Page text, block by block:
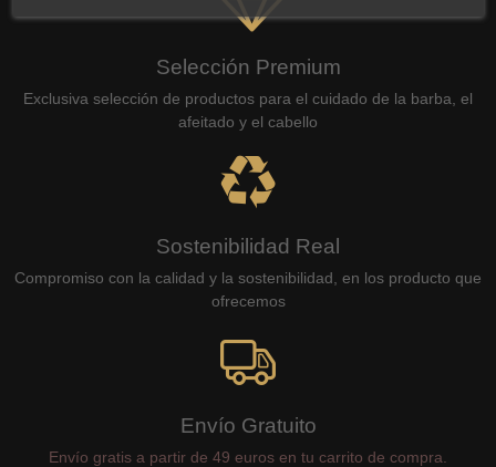
Selección Premium
Exclusiva selección de productos para el cuidado de la barba, el
afeitado y el cabello
Sostenibilidad Real
Compromiso con la calidad y la sostenibilidad, en los producto que
ofrecemos
Envío Gratuito
Envío gratis a partir de 49 euros en tu carrito de compra.